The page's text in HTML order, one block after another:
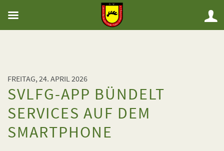
FREITAG, 24. APRIL 2026
SVLFG-APP BÜNDELT
SERVICES AUF DEM
SMARTPHONE